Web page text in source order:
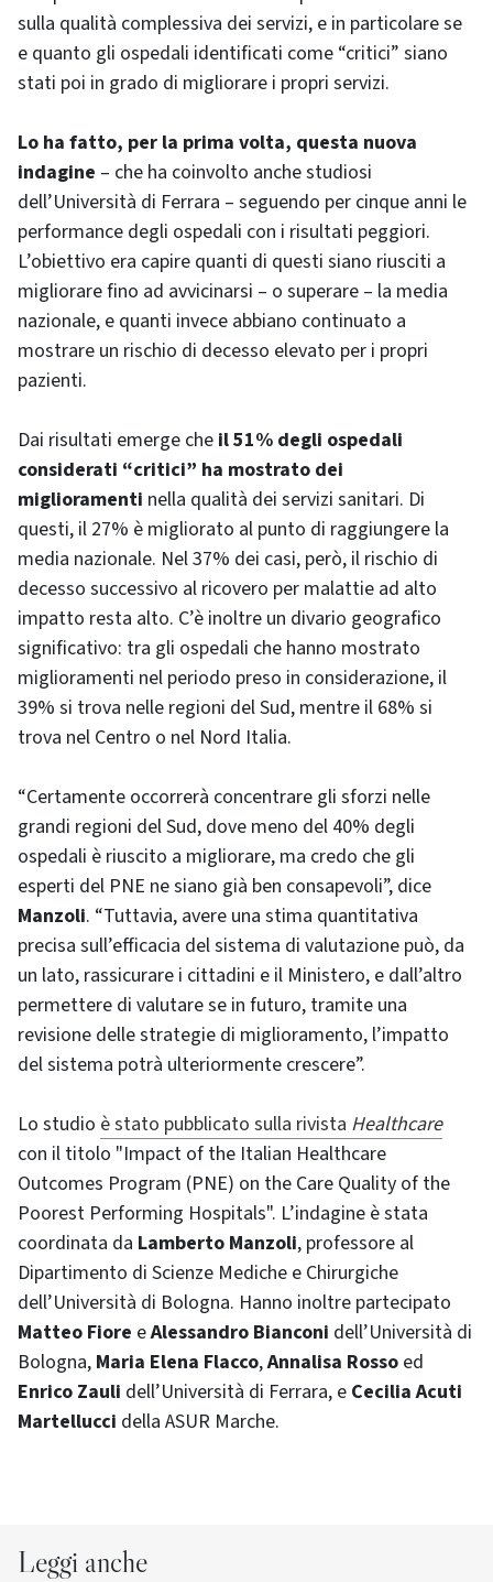
sulla qualità complessiva dei servizi, e in particolare se
e quanto gli ospedali identificati come “critici” siano
stati poi in grado di migliorare i propri servizi.
Lo ha fatto, per la prima volta, questa nuova
indagine – che ha coinvolto anche studiosi
dell’Università di Ferrara – seguendo per cinque anni le
performance degli ospedali con i risultati peggiori.
L’obiettivo era capire quanti di questi siano riusciti a
migliorare fino ad avvicinarsi – o superare – la media
nazionale, e quanti invece abbiano continuato a
mostrare un rischio di decesso elevato per i propri
pazienti.
Dai risultati emerge che il 51% degli ospedali
considerati “critici” ha mostrato dei
miglioramenti nella qualità dei servizi sanitari. Di
questi, il 27% è migliorato al punto di raggiungere la
media nazionale. Nel 37% dei casi, però, il rischio di
decesso successivo al ricovero per malattie ad alto
impatto resta alto. C’è inoltre un divario geografico
significativo: tra gli ospedali che hanno mostrato
miglioramenti nel periodo preso in considerazione, il
39% si trova nelle regioni del Sud, mentre il 68% si
trova nel Centro o nel Nord Italia.
“Certamente occorrerà concentrare gli sforzi nelle
grandi regioni del Sud, dove meno del 40% degli
ospedali è riuscito a migliorare, ma credo che gli
esperti del PNE ne siano già ben consapevoli”, dice
Manzoli. “Tuttavia, avere una stima quantitativa
precisa sull’efficacia del sistema di valutazione può, da
un lato, rassicurare i cittadini e il Ministero, e dall’altro
permettere di valutare se in futuro, tramite una
revisione delle strategie di miglioramento, l’impatto
del sistema potrà ulteriormente crescere”.
Lo studio è stato pubblicato sulla rivista Healthcare
con il titolo "Impact of the Italian Healthcare
Outcomes Program (PNE) on the Care Quality of the
Poorest Performing Hospitals". L’indagine è stata
coordinata da Lamberto Manzoli, professore al
Dipartimento di Scienze Mediche e Chirurgiche
dell’Università di Bologna. Hanno inoltre partecipato
Matteo Fiore eAlessandro Bianconi dell’Università di
Bologna, Maria Elena Flacco,Annalisa Rosso ed
Enrico Zauli dell’Università di Ferrara, e Cecilia Acuti
Martellucci della ASUR Marche.
Leggi anche